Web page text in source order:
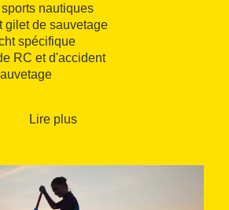
nautiques
gilet de sauvetage
spécifique
RC et d'accident
l'année, du lundi au dimanche.
3h.
Le cours a lieu dans l'École
Lire plus